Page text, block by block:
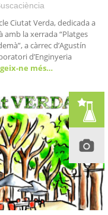
Ciutat Verda, dedicada a
amb la xerrada “Platges
a càrrec d’Agustín
d’Enginyeria
ne més…